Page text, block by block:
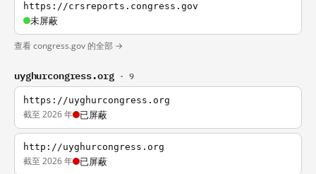
https://crsreports.congress.gov
未屏蔽
查看 congress.gov 的全部 →
uyghurcongress.org · 9
https://uyghurcongress.org
截至 2026 年 已屏蔽
http://uyghurcongress.org
截至 2026 年 已屏蔽